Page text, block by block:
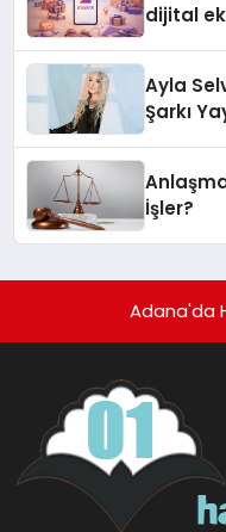
dijital
Ayla
Şarkı
İşler?
Adana'da